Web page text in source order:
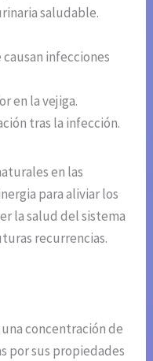
saludable.
infecciones
en la vejiga.
tras la infección.
en las
para aliviar los
la salud del sistema
recurrencias.
concentración de
por sus propiedades